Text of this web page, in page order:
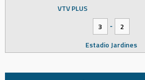
VTV PLUS
3
-
2
Estadio Jardines